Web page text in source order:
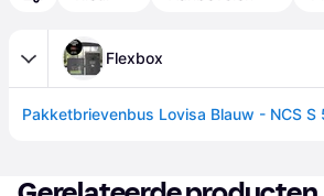
Flexbox